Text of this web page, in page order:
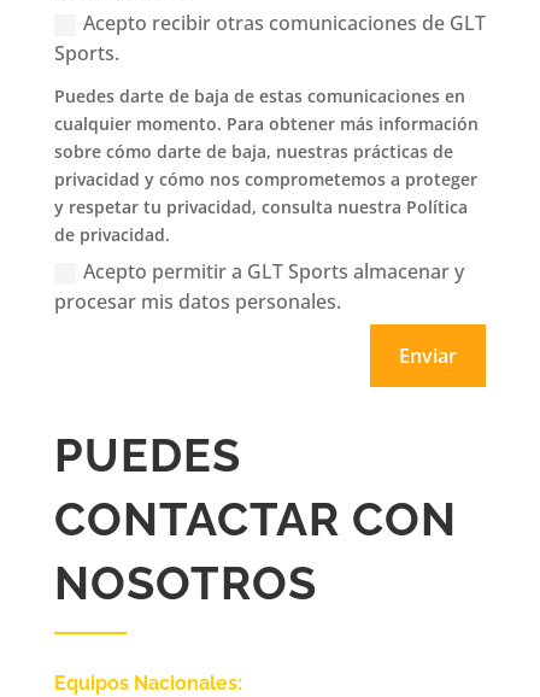
Acepto recibir otras comunicaciones de GLT
Sports.
Puedes darte de baja de estas comunicaciones en
cualquier momento. Para obtener más información
sobre cómo darte de baja, nuestras prácticas de
privacidad y cómo nos comprometemos a proteger
y respetar tu privacidad, consulta nuestra Política
de privacidad.
Acepto permitir a GLT Sports almacenar y
procesar mis datos personales.
Enviar
PUEDES
CONTACTAR CON
NOSOTROS
Equipos Nacionales: